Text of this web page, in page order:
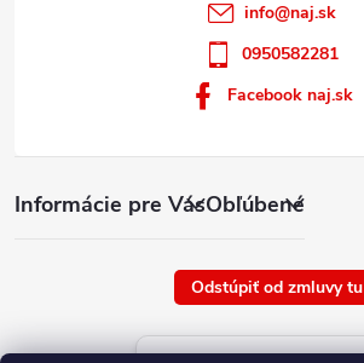
Informácie pre VásObľúbené
info@naj.sk
0950582281
Facebook naj.sk
Odstúpiť od zmluvy tu